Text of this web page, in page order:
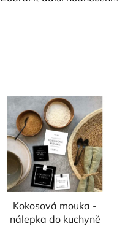
Kokosová mouka -
nálepka do kuchyně